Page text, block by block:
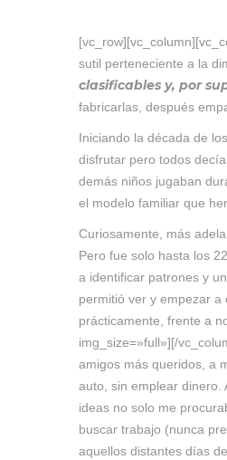
sutil perteneciente a la
clasificables y, por
fabricarlas, después
Iniciando la década de
disfrutar pero todos
demás niños jugaban
el modelo familiar que
Curiosamente, más
Pero fue solo hasta los
a identificar patrones y
permitió ver y empezar a
prácticamente, frente a
img_size=»full»][/
amigos más queridos, a
auto, sin emplear dinero.
ideas no solo me
buscar trabajo (nunca
aquellos distantes días